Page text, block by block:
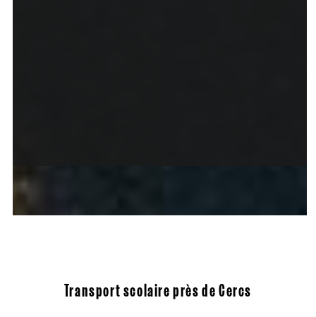
Transport scolaire près de Cercs